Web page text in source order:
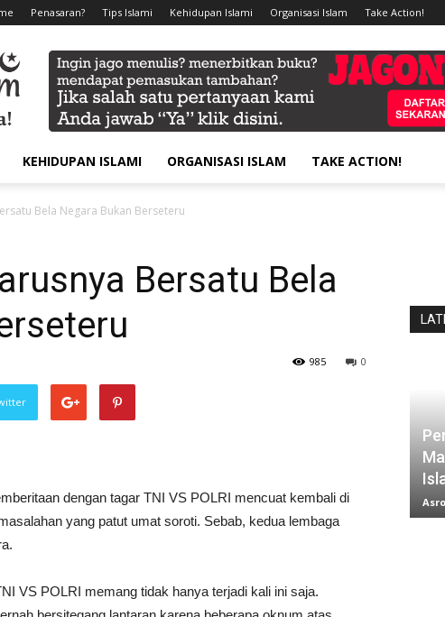
Penasaran? Tips Islami Kehidupan Islami Organisasi Islam Take Action!
KEHIDUPAN ISLAMI ORGANISASI ISLAM TAKE ACTION!
Bela Negara Bukan Berseteru
Bersatu Bela
0
985
dengan tagar TNI VS POLRI mencuat kembali di
yang patut umat soroti. Sebab, kedua lembaga
VS POLRI memang tidak hanya terjadi kali ini saja.